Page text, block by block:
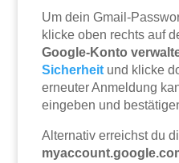
Um dein Gmail-
klicke oben rechts auf
Google-Konto
Sicherheit und klicke
erneuter Anmeldung
eingeben und
Alternativ erreichst du